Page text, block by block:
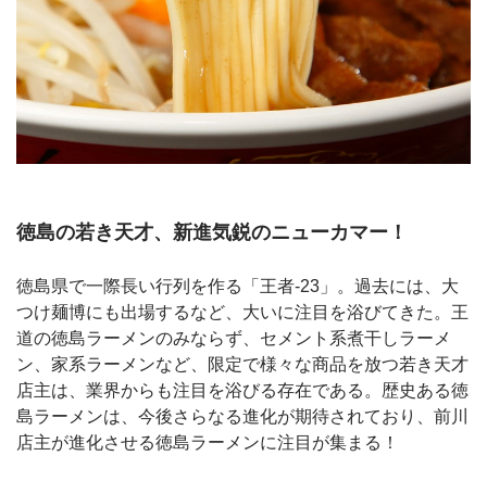
徳島の若き天才、新進気鋭のニューカマー！
徳島県で一際長い行列を作る「王者-23」。過去には、大
つけ麺博にも出場するなど、大いに注目を浴びてきた。王
道の徳島ラーメンのみならず、セメント系煮干しラーメ
ン、家系ラーメンなど、限定で様々な商品を放つ若き天才
店主は、業界からも注目を浴びる存在である。歴史ある徳
島ラーメンは、今後さらなる進化が期待されており、前川
店主が進化させる徳島ラーメンに注目が集まる！